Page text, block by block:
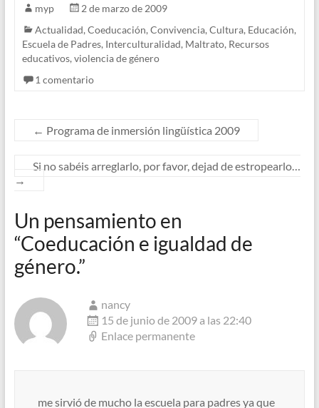
myp
2 de marzo de 2009
Actualidad, Coeducación, Convivencia, Cultura, Educación,
Escuela de Padres, Interculturalidad, Maltrato, Recursos
educativos, violencia de género
1 comentario
← Programa de inmersión lingüística 2009
Si no sabéis arreglarlo, por favor, dejad de estropearlo…
→
Un pensamiento en
“Coeducación e igualdad de
género.”
nancy
15 de junio de 2009 a las 22:40
Enlace permanente
me sirvió de mucho la escuela para padres ya que